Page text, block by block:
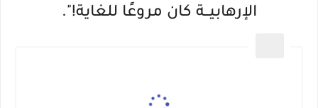
الإرهابيــة كان مروعًا للغاية!".